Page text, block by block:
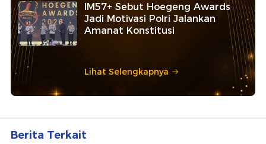
IM57+ Sebut Hoegeng Awards
Jadi Motivasi Polri Jalankan
Amanat Konstitusi
Lihat Selengkapnya
Berita Terkait